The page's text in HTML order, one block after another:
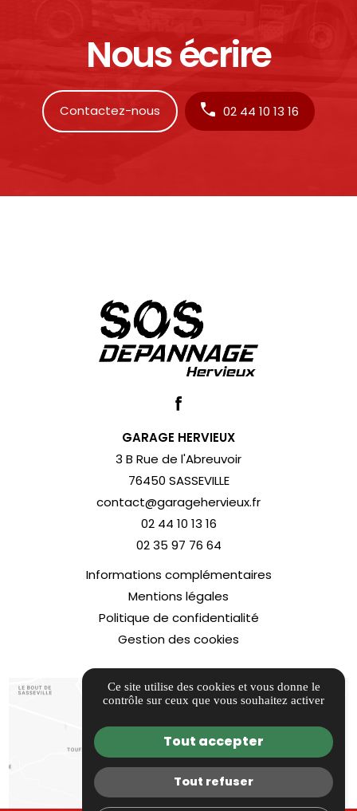
Nous écrire
Contactez-nous 02 44 10 13 16
GARAGE HERVIEUX
3 B Rue de l'Abreuvoir
76450 SASSEVILLE
contact@garagehervieux.fr
02 44 10 13 16
02 35 97 76 64
Informations complémentaires
Mentions légales
Politique de confidentialité
Gestion des cookies
Ce site utilise des cookies et vous donne le
contrôle sur ceux que vous souhaitez activer
Tout accepter
Tout refuser